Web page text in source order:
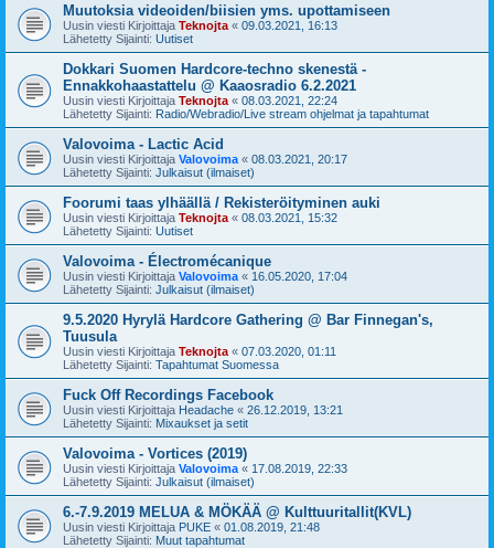
Muutoksia videoiden/biisien yms. upottamiseen
Uusin viesti Kirjoittaja Teknojta « 09.03.2021, 16:13
Lähetetty Sijainti: Uutiset
Dokkari Suomen Hardcore-techno skenestä -
Ennakkohaastattelu @ Kaaosradio 6.2.2021
Uusin viesti Kirjoittaja Teknojta « 08.03.2021, 22:24
Lähetetty Sijainti: Radio/Webradio/Live stream ohjelmat ja tapahtumat
Valovoima - Lactic Acid
Uusin viesti Kirjoittaja Valovoima « 08.03.2021, 20:17
Lähetetty Sijainti: Julkaisut (ilmaiset)
Foorumi taas ylhäällä / Rekisteröityminen auki
Uusin viesti Kirjoittaja Teknojta « 08.03.2021, 15:32
Lähetetty Sijainti: Uutiset
Valovoima - Électromécanique
Uusin viesti Kirjoittaja Valovoima « 16.05.2020, 17:04
Lähetetty Sijainti: Julkaisut (ilmaiset)
9.5.2020 Hyrylä Hardcore Gathering @ Bar Finnegan's,
Tuusula
Uusin viesti Kirjoittaja Teknojta « 07.03.2020, 01:11
Lähetetty Sijainti: Tapahtumat Suomessa
Fuck Off Recordings Facebook
Uusin viesti Kirjoittaja Headache « 26.12.2019, 13:21
Lähetetty Sijainti: Mixaukset ja setit
Valovoima - Vortices (2019)
Uusin viesti Kirjoittaja Valovoima « 17.08.2019, 22:33
Lähetetty Sijainti: Julkaisut (ilmaiset)
6.-7.9.2019 MELUA & MÖKÄÄ @ Kulttuuritallit(KVL)
Uusin viesti Kirjoittaja PUKE « 01.08.2019, 21:48
Lähetetty Sijainti: Muut tapahtumat